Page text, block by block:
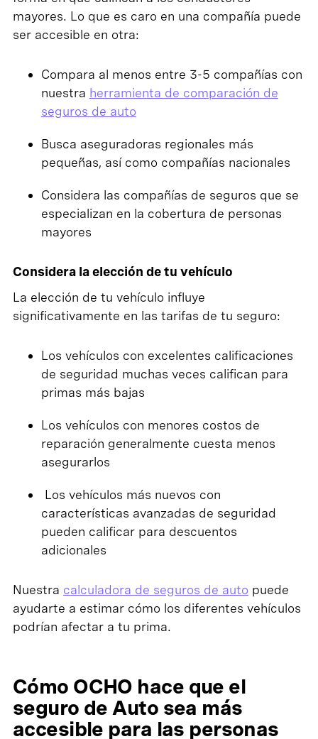
mayores. Lo que es caro en una compañía puede
ser accesible en otra:
Compara al menos entre 3-5 compañías con
nuestra herramienta de comparación de
seguros de auto
Busca aseguradoras regionales más
pequeñas, así como compañías nacionales
Considera las compañías de seguros que se
especializan en la cobertura de personas
mayores
Considera la elección de tu vehículo
La elección de tu vehículo influye
significativamente en las tarifas de tu seguro:
Los vehículos con excelentes calificaciones
de seguridad muchas veces califican para
primas más bajas
Los vehículos con menores costos de
reparación generalmente cuesta menos
asegurarlos
Los vehículos más nuevos con
características avanzadas de seguridad
pueden calificar para descuentos
adicionales
Nuestra calculadora de seguros de auto puede
ayudarte a estimar cómo los diferentes vehículos
podrían afectar a tu prima.
Cómo OCHO hace que el
seguro de Auto sea más
accesible para las personas